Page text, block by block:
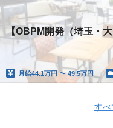
【OBPM開発（埼玉・
月給44.1万円 〜 49.5万円
すべ